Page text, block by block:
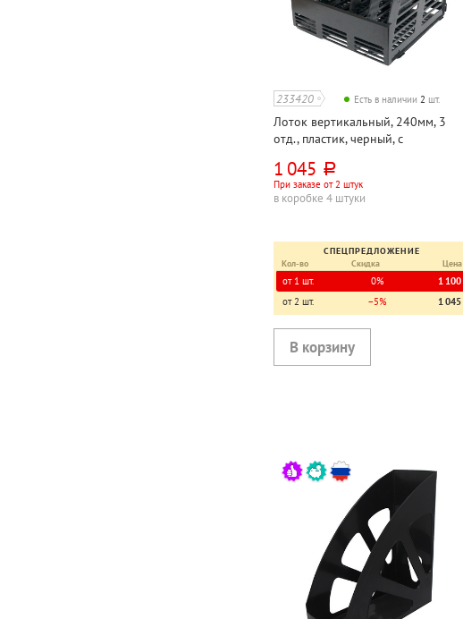
233420 Есть в наличии2 шт.
Лоток вертикальный, 240мм, 3
отд., пластик, черный, с
1 045 руб.
При заказе от 2 штук
в коробке 4 штуки
СПЕЦПРЕДЛОЖЕНИЕ
Кол-во
Скидка Цена
от 1 шт. 0%
1 100
от 2 шт.
−5% 1 045